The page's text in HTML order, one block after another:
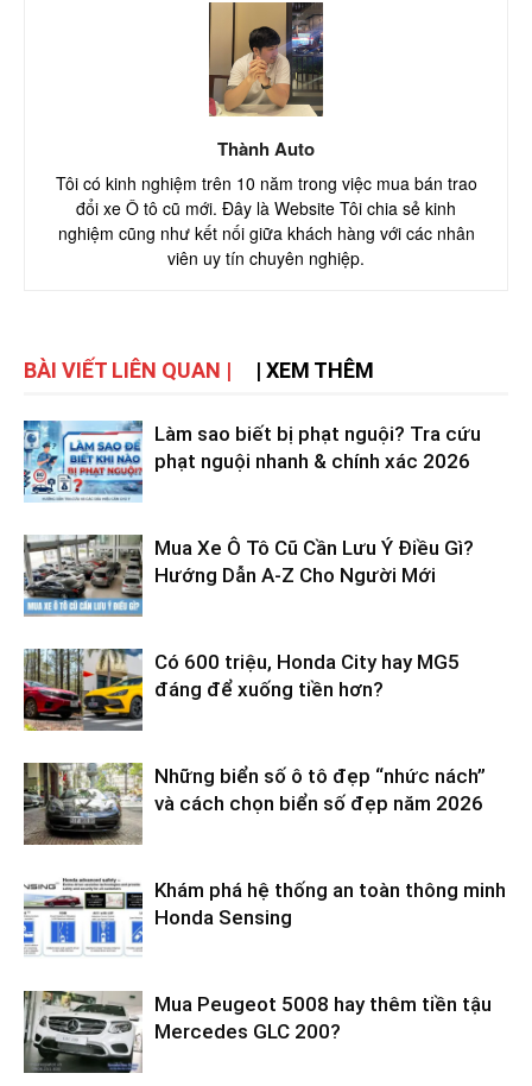
Thành Auto
Tôi có kinh nghiệm trên 10 năm trong việc mua bán trao
đổi xe Ô tô cũ mới. Đây là Website Tôi chia sẻ kinh
nghiệm cũng như kết nối giữa khách hàng với các nhân
viên uy tín chuyên nghiệp.
BÀI VIẾT LIÊN QUAN | | XEM THÊM
Làm sao biết bị phạt nguội? Tra cứu
phạt nguội nhanh & chính xác 2026
Mua Xe Ô Tô Cũ Cần Lưu Ý Điều Gì?
Hướng Dẫn A-Z Cho Người Mới
Có 600 triệu, Honda City hay MG5
đáng để xuống tiền hơn?
Những biển số ô tô đẹp “nhức nách”
và cách chọn biển số đẹp năm 2026
Khám phá hệ thống an toàn thông minh
Honda Sensing
Mua Peugeot 5008 hay thêm tiền tậu
Mercedes GLC 200?